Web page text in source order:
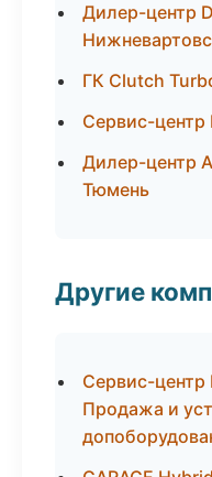
Дилер-центр
ГК Clutch
Сервис-центр
Дилер-центр
Тюмень
Другие
Сервис-
Продажа и